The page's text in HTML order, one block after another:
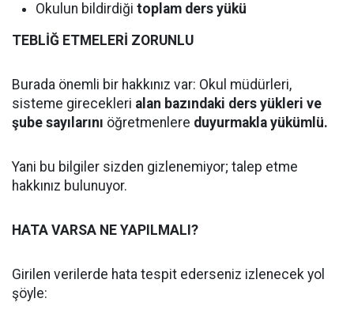
Okulun bildirdiği toplam ders yükü
TEBLİĞ ETMELERİ ZORUNLU
Burada önemli bir hakkınız var: Okul müdürleri,
sisteme girecekleri alan bazındaki ders yükleri ve
şube sayılarını öğretmenlere duyurmakla yükümlü.
Yani bu bilgiler sizden gizlenemiyor; talep etme
hakkınız bulunuyor.
HATA VARSA NE YAPILMALI?
Girilen verilerde hata tespit ederseniz izlenecek yol
şöyle: